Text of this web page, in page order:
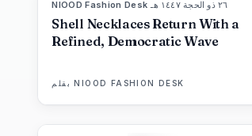
LIVE BRIEF
NIOOD Fashion Desk · ٢٦ ذو الحجة ١٤٤٧ هـ
Shell Necklaces Return With a
Refined, Democratic Wave
بقلم NIOOD FASHION DESK